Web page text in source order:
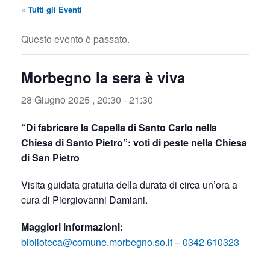
« Tutti gli Eventi
Questo evento è passato.
Morbegno la sera è viva
28 Giugno 2025 , 20:30 -21:30
“Di fabricare la Capella di Santo Carlo nella
Chiesa di Santo Pietro”: voti di peste nella Chiesa
di San Pietro
Visita guidata gratuita della durata di circa un’ora a
cura di Piergiovanni Damiani.
Maggiori informazioni:
biblioteca@comune.morbegno.so.it–0342 610323